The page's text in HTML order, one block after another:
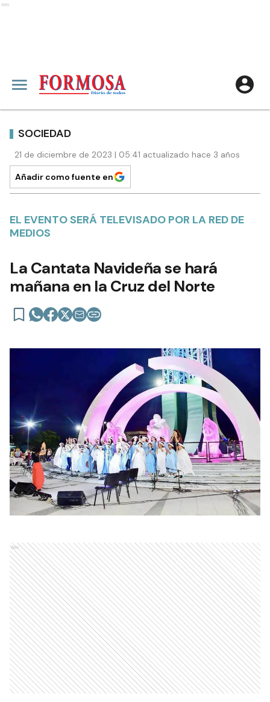
Ads
SOCIEDAD
21 de diciembre de 2023 | 05:41 actualizado hace 3 años
Añadir como fuente en
EL EVENTO SERÁ TELEVISADO POR LA RED DE
MEDIOS
La Cantata Navideña se hará
mañana en la Cruz del Norte
Ads